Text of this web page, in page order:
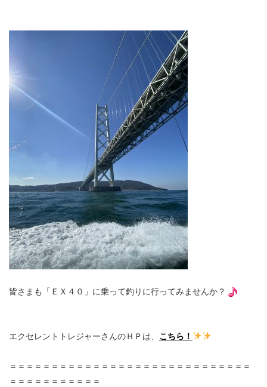
皆さまも「ＥＸ４０」に乗って釣りに行ってみませんか？
エクセレントトレジャーさんのＨＰは、 こちら！
＝＝＝＝＝＝＝＝＝＝＝＝＝＝＝＝＝＝＝＝＝＝＝＝＝＝＝＝＝
＝＝＝＝＝＝＝＝＝＝＝